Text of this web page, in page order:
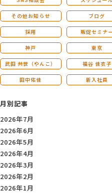
その他お知らせ ブログ
採用 販促セミナー
神戸 東京
武田 共世（やんこ） 福谷 佳衣子
田中佑佳 新入社員
月別記事
2026年7月
2026年6月
2026年5月
2026年4月
2026年3月
2026年2月
2026年1月